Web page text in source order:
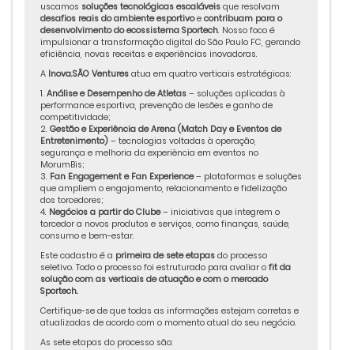
uscamos soluções tecnológicas escaláveis que resolvam
desafios reais do ambiente esportivoe contribuam para o
desenvolvimento do ecossistema Sportech. Nosso foco é
impulsionar a transformação digital do São Paulo FC, gerando
eficiência, novas receitas e experiências inovadoras.
A Inova.SÃO Ventures atua em quatro verticais estratégicas:
1. Análise e Desempenho de Atletas – soluções aplicadas à
performance esportiva, prevenção de lesões e ganho de
competitividade;
2. Gestão e Experiência de Arena (Match Day e Eventos de
Entretenimento) – tecnologias voltadas à operação,
segurança e melhoria da experiência em eventos no
MorumBis;
3. Fan Engagement e Fan Experience– plataformas e soluções
que ampliem o engajamento, relacionamento e fidelização
dos torcedores;
4. Negócios a partir do Clube– iniciativas que integrem o
torcedor a novos produtos e serviços, como finanças, saúde,
consumo e bem-estar.
Este cadastro é a primeira de sete etapas do processo
seletivo. Todo o processo foi estruturado para avaliar o fit da
solução com as verticais de atuação e com o mercado
Sportech.
Certifique-se de que todas as informações estejam corretas e
atualizadas de acordo com o momento atual do seu negócio.
As sete etapas do processo são: